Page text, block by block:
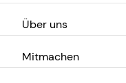
Über uns
Mitmachen